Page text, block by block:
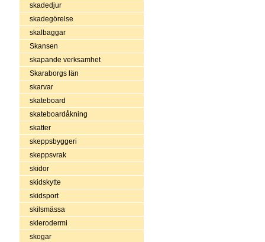
skadedjur
skadegörelse
skalbaggar
Skansen
skapande verksamhet
Skaraborgs län
skarvar
skateboard
skateboardåkning
skatter
skeppsbyggeri
skeppsvrak
skidor
skidskytte
skidsport
skilsmässa
sklerodermi
skogar